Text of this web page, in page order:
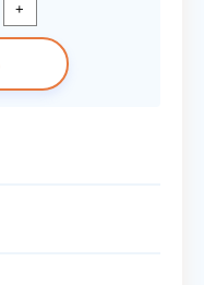
+